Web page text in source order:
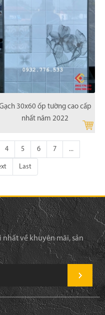
30x60 ốp tường cao cấp
nhất năm 2022
4 5 6 7 ...
Last
về khuyên mãi, sản